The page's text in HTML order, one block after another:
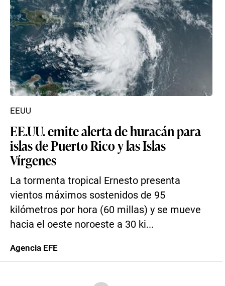
EE.UU. emite alerta de huracán para
islas de Puerto Rico y las Islas
Vírgenes
La tormenta tropical Ernesto presenta
vientos máximos sostenidos de 95
kilómetros por hora (60 millas) y se mueve
hacia el oeste noroeste a 30 ki...
EEUU
Agencia EFE